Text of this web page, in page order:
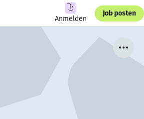
Anmelden
Job posten